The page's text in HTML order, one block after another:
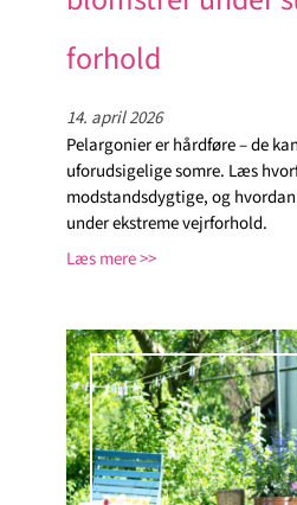
forhold
14. april 2026
Pelargonier er hårdføre – de
uforudsigelige somre. Læs
modstandsdygtige, og
under ekstreme vejrforhold.
Læs mere